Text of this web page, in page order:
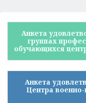
Анкета
группах
обучающихся
Анкета
Центра военно-